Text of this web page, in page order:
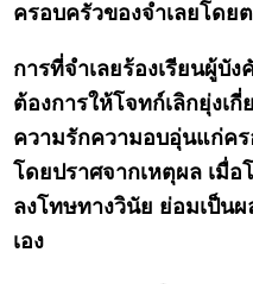
ครอบครัวของจำเลยโดย
การที่จำเลยร้องเรียนผู้บั
ต้องการให้โจทก์เลิกยุ่งเ
ความรักความอบอุ่นแก่ค
โดยปราศจากเหตุผล เมื่
ลงโทษทางวินัย ย่อมเป็น
เอง